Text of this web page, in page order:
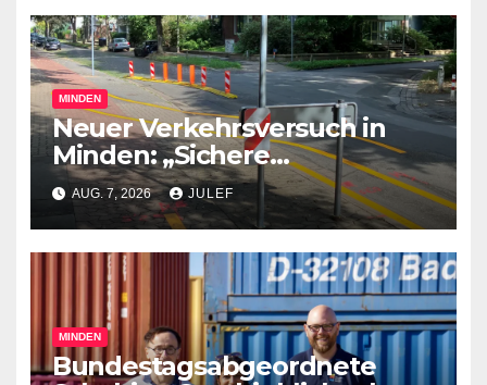
MINDEN
Neuer Verkehrsversuch in
Minden: „Sichere
Verkehrswege schaffen“
AUG. 7, 2026 JULEF
MINDEN
Bundestagsabgeordnete